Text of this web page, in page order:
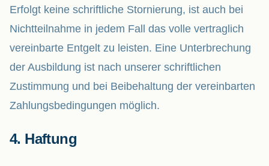
Erfolgt keine schriftliche Stornierung, ist auch bei
Nichtteilnahme in jedem Fall das volle vertraglich
vereinbarte Entgelt zu leisten. Eine Unterbrechung
der Ausbildung ist nach unserer schriftlichen
Zustimmung und bei Beibehaltung der vereinbarten
Zahlungsbedingungen möglich.
4. Haftung